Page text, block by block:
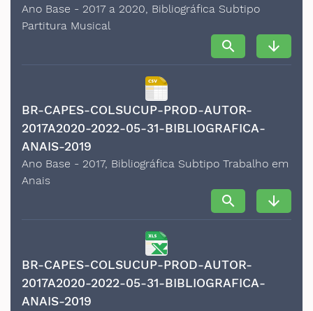
Ano Base - 2017 a 2020, Bibliográfica Subtipo
Partitura Musical
search arrow_downward
BR-CAPES-COLSUCUP-PROD-AUTOR-
2017A2020-2022-05-31-BIBLIOGRAFICA-
ANAIS-2019
Ano Base - 2017, Bibliográfica Subtipo Trabalho em
Anais
search arrow_downward
BR-CAPES-COLSUCUP-PROD-AUTOR-
2017A2020-2022-05-31-BIBLIOGRAFICA-
ANAIS-2019